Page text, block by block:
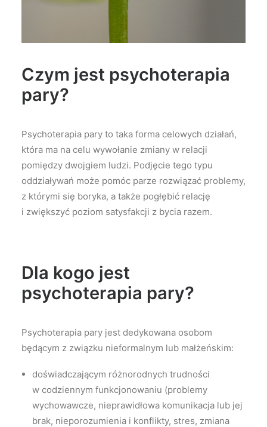
Czym jest psychoterapia
pary?
Psychoterapia pary to taka forma celowych działań,
która ma na celu wywołanie zmiany w relacji
pomiędzy dwojgiem ludzi. Podjęcie tego typu
oddziaływań może pomóc parze rozwiązać problemy,
z którymi się boryka, a także pogłębić relację
i zwiększyć poziom satysfakcji z bycia razem.
Dla kogo jest
psychoterapia pary?
Psychoterapia pary jest dedykowana osobom
będącym z związku nieformalnym lub małżeńskim:
doświadczającym różnorodnych trudności
w codziennym funkcjonowaniu (problemy
wychowawcze, nieprawidłowa komunikacja lub jej
brak, nieporozumienia i konflikty, stres, zmiana